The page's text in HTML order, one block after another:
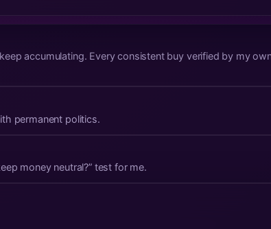
accumulating. Every consistent buy verified by my
permanent politics.
money neutral?” test for me.